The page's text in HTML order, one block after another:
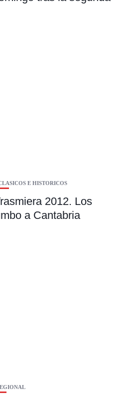
E HISTORICOS
2012. Los
a Cantabria